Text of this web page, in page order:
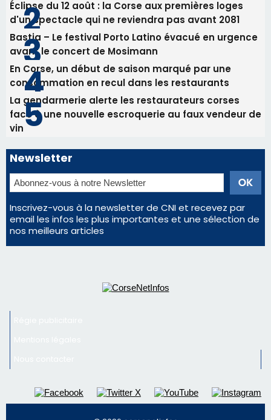
31/07/2026 08:22
82ème anniversaire de la disparition du
Commandant Antoine de Saint Exupery
Les plus lus
Satine Nomary est la nouvelle Miss Corse 2026
Éclipse du 12 août : la Corse aux premières loges
d'un spectacle qui ne reviendra pas avant 2081
Bastia – Le festival Porto Latino évacué en urgence
avant le concert de Mosimann
En Corse, un début de saison marqué par une
consommation en recul dans les restaurants
nos meilleurs articles